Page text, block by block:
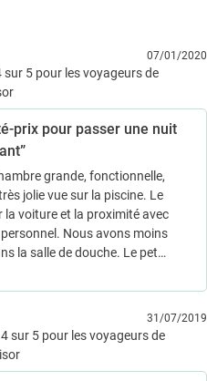
07/01/2020
prix pour passer une nuit
grande, fonctionnelle,
jolie vue sur la piscine. Le
voiture et la proximité avec
Nous avons moins
la salle de douche. Le pet…
31/07/2019